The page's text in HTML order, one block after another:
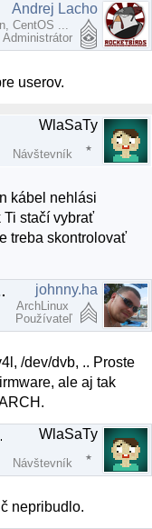
Andrej Lacho
CentOS ...
Administrátor
userov.
WlaSaTy
Návštevník
kábel nehlási
Ti stačí vybrať
treba skontrolovať
VG 2010 johnny.ha
ArchLinux
Používateľ
/dev/dvb, .. Proste
ale aj tak
2010 WlaSaTy
Návštevník
nepribudlo.